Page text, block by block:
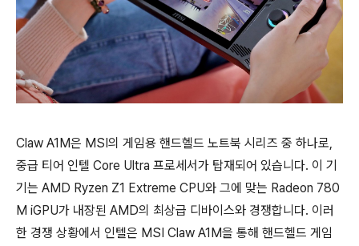
Claw A1M은 MSI의 게임용 핸드헬드 노트북 시리즈 중 하나로,
중급 티어 인텔 Core Ultra 프로세서가 탑재되어 있습니다. 이 기
기는 AMD Ryzen Z1 Extreme CPU와 그에 맞는 Radeon 780
M iGPU가 내장된 AMD의 최상급 디바이스와 경쟁합니다. 이러
한 경쟁 상황에서 인텔은 MSI Claw A1M을 통해 핸드헬드 게임